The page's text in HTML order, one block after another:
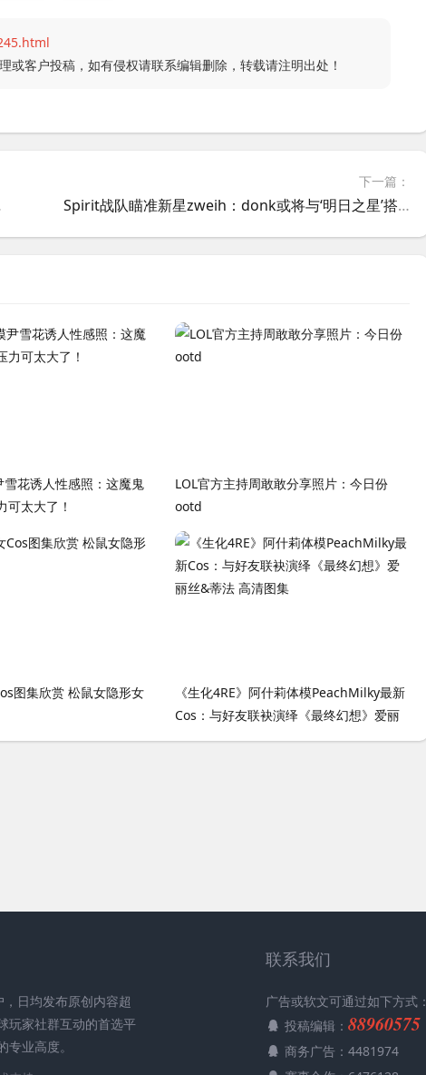
或客户投稿，如有侵权请联系编辑删除，转载请注明出处！
朝？
下一篇：
Spirit战队瞄准新星zweih：donk或将与‘明日之星’搭档 俄语CS新锐主点人引阵容洗牌
雪花诱人性感照：这魔鬼
可太大了！
LOL官方主持周敢敢分享照片：今日份
ootd️
图集欣赏 松鼠女隐形女
《生化4RE》阿什莉体模PeachMilky最新
Cos：与好友联袂演绎《最终幻想》爱丽
丝&蒂法 高清图集
日均发布原创内容超
玩家社群互动的首选平
业高度。
联系我们
广告或软文可通过如下方式：
投稿编辑： 88960575
商务广告：4481974